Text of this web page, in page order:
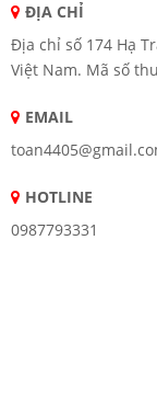
ĐỊA CHỈ
Địa chỉ số 174 Hạ
Việt Nam. Mã số
EMAIL
HOTLINE
0987793331